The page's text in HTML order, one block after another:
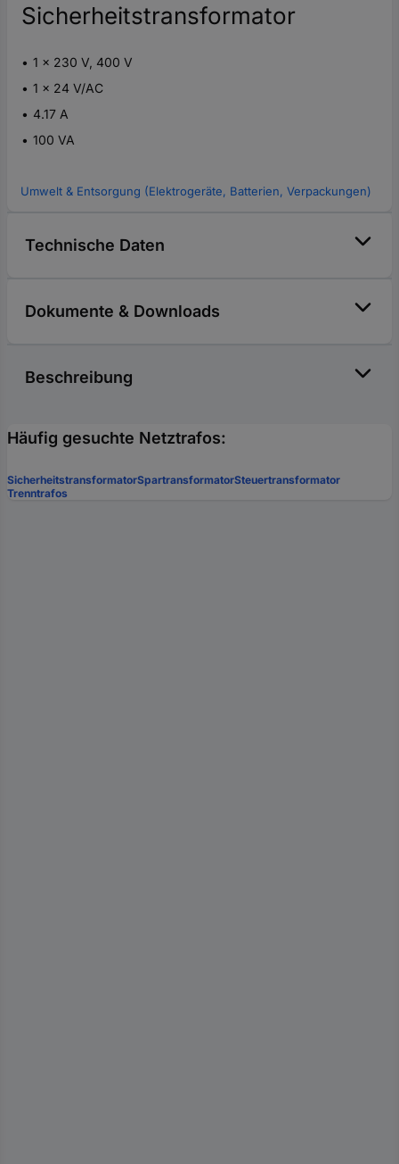
Sicherheitstransformator
1 x 230 V, 400 V
1 x 24 V/AC
4.17 A
100 VA
Umwelt & Entsorgung (Elektrogeräte, Batterien, Verpackungen)
Technische Daten
Dokumente & Downloads
Beschreibung
Häufig gesuchte Netztrafos:
SicherheitstransformatorSpartransformatorSteuertransformator
Trenntrafos